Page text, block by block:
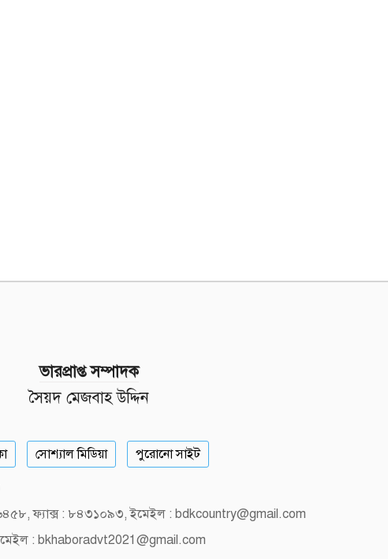
ভারপ্রাপ্ত সম্পাদক
সৈয়দ মেজবাহ উদ্দিন
সোশ্যাল মিডিয়া পুরোনো সাইট
ফ্যাক্স : ৮৪৩১০৯৩, ইমেইল : bdkcountry@gmail.com
: bkhaboradvt2021@gmail.com